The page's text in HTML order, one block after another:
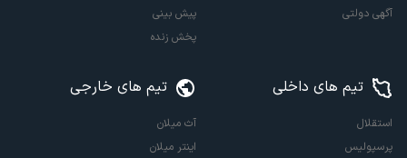
آگهی دولتی
پیش بینی
پخش زنده
تیم های داخلی
استقلال
پرسپولیس
تیم های خارجی
آث میلان
اینتر میلان